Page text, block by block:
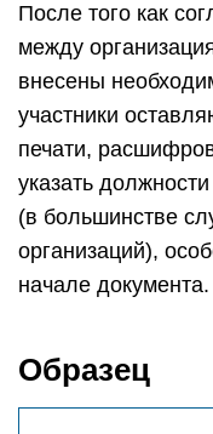
После того как
между
внесены
участники
печати,
указать
(в большинстве
организаций),
начале документа.
Образец